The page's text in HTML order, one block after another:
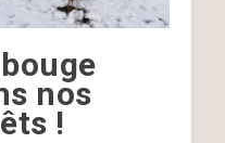
nos
!